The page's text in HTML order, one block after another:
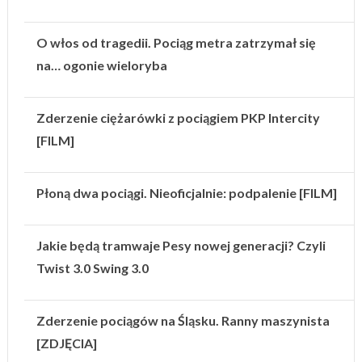
O włos od tragedii. Pociąg metra zatrzymał się
na… ogonie wieloryba
Zderzenie ciężarówki z pociągiem PKP Intercity
[FILM]
Płoną dwa pociągi. Nieoficjalnie: podpalenie [FILM]
Jakie będą tramwaje Pesy nowej generacji? Czyli
Twist 3.0 Swing 3.0
Zderzenie pociągów na Śląsku. Ranny maszynista
[ZDJĘCIA]